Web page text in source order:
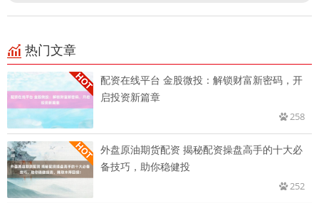
热门文章
配资在线平台 金股微投：解锁财富新密码，开
启投资新篇章
258
外盘原油期货配资 揭秘配资操盘高手的十大必
备技巧，助你稳健投
252